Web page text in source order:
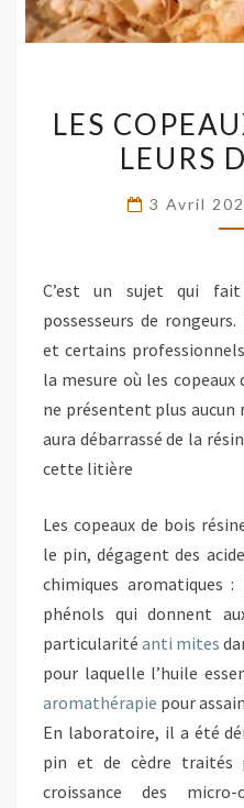
LES
LEURS
3 Avril
C’est un sujet qui
possesseurs de rongeurs.
et certains
la mesure où les
ne présentent plus aucun
aura débarrassé de la
cette litière
Les copeaux de bois
le pin, dégagent des
chimiques aromatiques :
phénols qui donnent
particularitéanti mites
pour laquelle l’huile
aromathérapie pour
En laboratoire, il a été
pin et de cèdre
croissance des micro-